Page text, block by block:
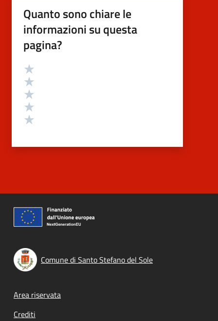
Quanto sono chiare le
informazioni su questa
pagina?
Valutazione
Comune di Santo Stefano del Sole
Footer menu
Area riservata
Crediti